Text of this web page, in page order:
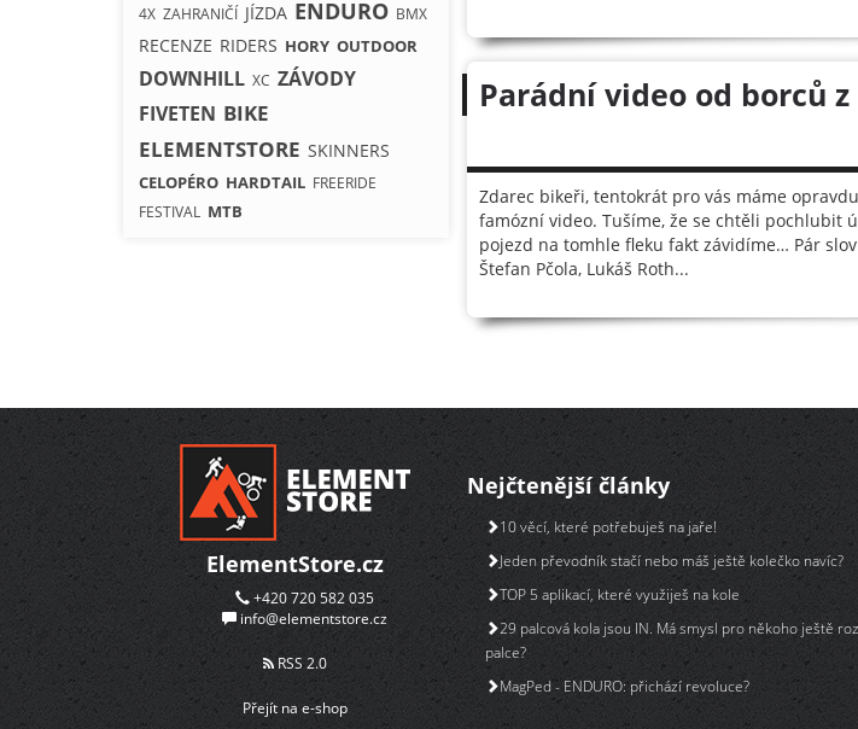
Parádní video od borců z
Zdarec bikeři, tentokrát pro vás máme
famózní video. Tušíme, že se chtěli pochlubit
pojezd na tomhle fleku fakt závidíme… Pár
Štefan Pčola, Lukáš Roth...
4X ZAHRANIČÍ JÍZDA ENDURO BMX
RECENZE RIDERS HORY OUTDOOR
DOWNHILL XC ZÁVODY
FIVETEN BIKE
ELEMENTSTORE SKINNERS
CELOPÉRO HARDTAIL FREERIDE
FESTIVAL MTB
ElementStore.cz
+420 720 582 035
info@elementstore.cz
RSS 2.0
Přejít na e-shop
Nejčtenější články
10 věcí, které potřebuješ na jaře!
Jeden převodník stačí nebo máš ještě kolečko navíc?
TOP 5 aplikací, které využiješ na kole
29 palcová kola jsou IN. Má smysl pro někoho ještě
palce?
MagPed - ENDURO: přichází revoluce?